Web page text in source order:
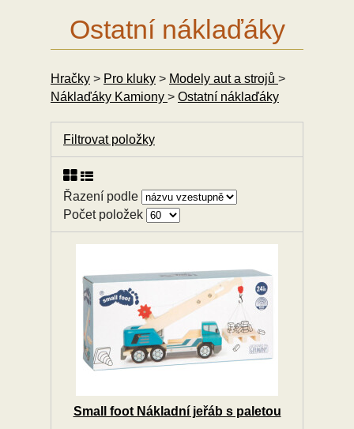
Ostatní náklaďáky
Hračky > Pro kluky > Modely aut a strojů >
Náklaďáky Kamiony > Ostatní náklaďáky
Filtrovat položky
Řazení podle
Počet položek
Small foot Nákladní jeřáb s paletou